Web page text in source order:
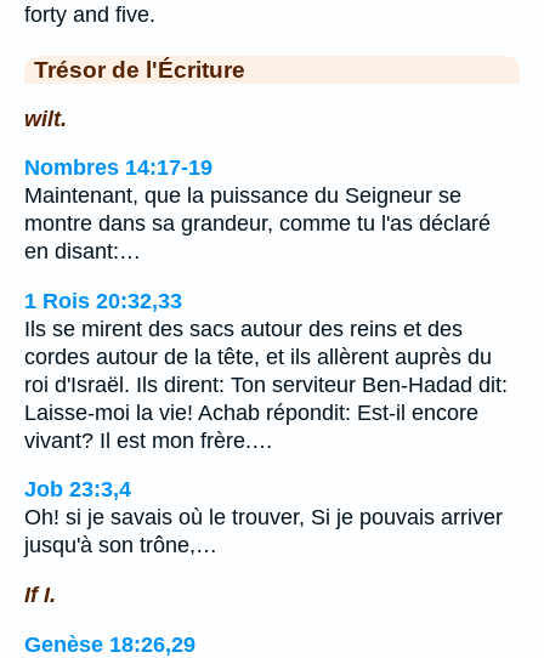
forty and five.
Trésor de l'Écriture
wilt.
Nombres 14:17-19
Maintenant, que la puissance du Seigneur se
montre dans sa grandeur, comme tu l'as déclaré
en disant:…
1 Rois 20:32,33
Ils se mirent des sacs autour des reins et des
cordes autour de la tête, et ils allèrent auprès du
roi d'Israël. Ils dirent: Ton serviteur Ben-Hadad dit:
Laisse-moi la vie! Achab répondit: Est-il encore
vivant? Il est mon frère.…
Job 23:3,4
Oh! si je savais où le trouver, Si je pouvais arriver
jusqu'à son trône,…
If I.
Genèse 18:26,29